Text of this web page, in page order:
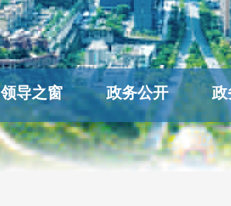
领导之窗 政务公开 政